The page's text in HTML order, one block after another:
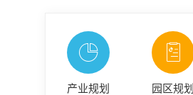
产业规划 园区规划